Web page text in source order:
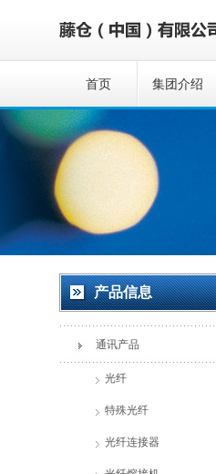
首页 集团介绍
产品信息
通讯产品
光纤
特殊光纤
光纤连接器